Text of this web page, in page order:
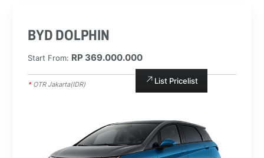
BYD DOLPHIN
Start From: RP 369.000.000
* OTR Jakarta(IDR) List Pricelist